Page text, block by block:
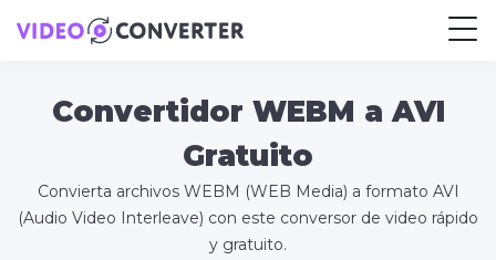
Convertidor WEBM a AVI
Gratuito
Convierta archivos WEBM (WEB Media) a formato AVI
(Audio Video Interleave) con este conversor de video rápido
y gratuito.